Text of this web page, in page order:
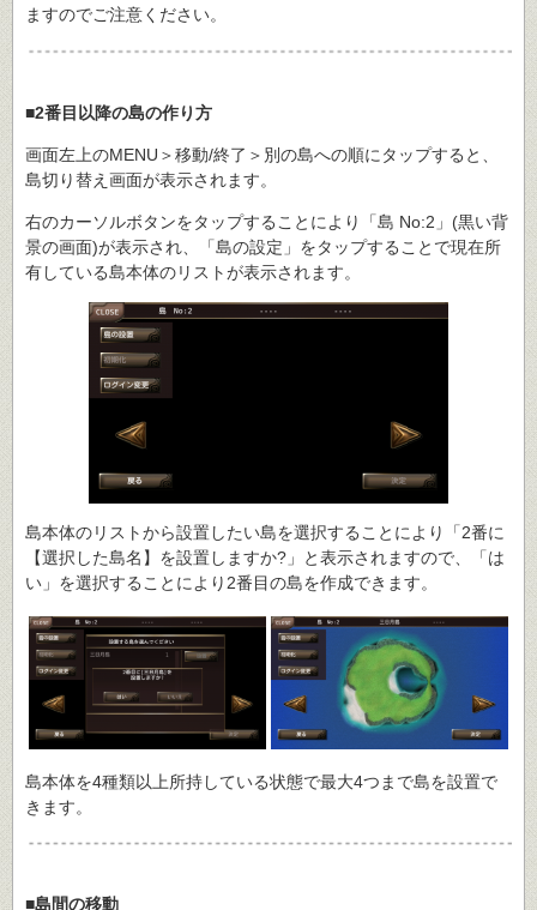
ますのでご注意ください。
■2番目以降の島の作り方
画面左上のMENU＞移動/終了＞別の島への順にタップすると、
島切り替え画面が表示されます。
右のカーソルボタンをタップすることにより「島 No:2」(黒い背
景の画面)が表示され、「島の設定」をタップすることで現在所
有している島本体のリストが表示されます。
島本体のリストから設置したい島を選択することにより「2番に
【選択した島名】を設置しますか?」と表示されますので、「は
い」を選択することにより2番目の島を作成できます。
島本体を4種類以上所持している状態で最大4つまで島を設置で
きます。
■島間の移動